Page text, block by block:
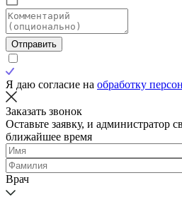
Отправить
Я даю согласие на обработку
Заказать звонок
Оставьте заявку, и администратор
ближайшее время
Врач